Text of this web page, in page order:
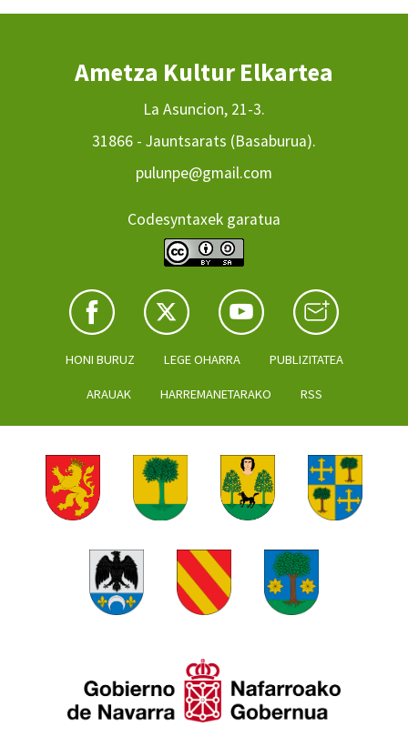
Ametza Kultur Elkartea
La Asuncion, 21-3.
31866 - Jauntsarats (Basaburua).
pulunpe@gmail.com
Codesyntaxek garatua
HONI BURUZ LEGE OHARRA PUBLIZITATEA
ARAUAK HARREMANETARAKO RSS